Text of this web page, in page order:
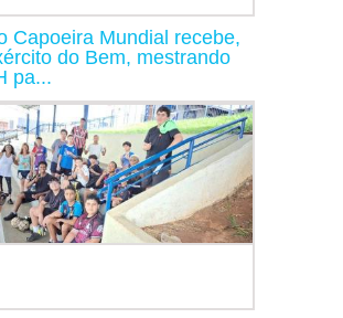
Capoeira Mundial recebe,
do Bem, mestrando
pa...